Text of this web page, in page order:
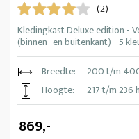
(2)
Kledingkast Deluxe edition -
(binnen- en buitenkant) - 5
Breedte:
200 t/m
Hoogte:
217 t/m 236
869,-